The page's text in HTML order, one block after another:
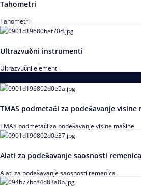
Tahometri
Tahometri
Ultrazvučni instrumenti
Ultrazvučni elementi
TMAS podmetači za podešavanje visine
TMAS podmetači za podešavanje visine mašine
Alati za podešavanje saosnosti remenica
Alati za podešavanje saosnosti remenica